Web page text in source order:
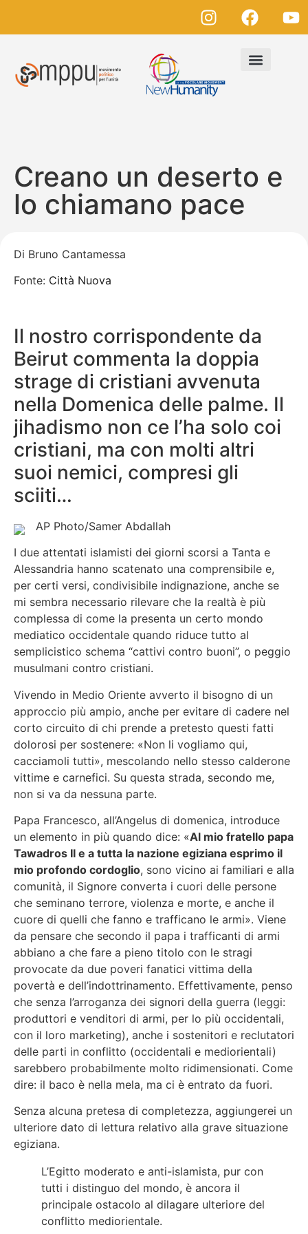
Creano un deserto e
lo chiamano pace
Di Bruno Cantamessa
Fonte: Città Nuova
Il nostro corrispondente da
Beirut commenta la doppia
strage di cristiani avvenuta
nella Domenica delle palme. Il
jihadismo non ce l’ha solo coi
cristiani, ma con molti altri
suoi nemici, compresi gli
sciiti…
AP Photo/Samer Abdallah
I due attentati islamisti dei giorni scorsi a Tanta e
Alessandria hanno scatenato una comprensibile e,
per certi versi, condivisibile indignazione, anche se
mi sembra necessario rilevare che la realtà è più
complessa di come la presenta un certo mondo
mediatico occidentale quando riduce tutto al
semplicistico schema “cattivi contro buoni”, o peggio
musulmani contro cristiani.
Vivendo in Medio Oriente avverto il bisogno di un
approccio più ampio, anche per evitare di cadere nel
corto circuito di chi prende a pretesto questi fatti
dolorosi per sostenere: «Non li vogliamo qui,
cacciamoli tutti», mescolando nello stesso calderone
vittime e carnefici. Su questa strada, secondo me,
non si va da nessuna parte.
Papa Francesco, all’Angelus di domenica, introduce
un elemento in più quando dice: «Al mio fratello papa
Tawadros II e a tutta la nazione egiziana esprimo il
mio profondo cordoglio, sono vicino ai familiari e alla
comunità, il Signore converta i cuori delle persone
che seminano terrore, violenza e morte, e anche il
cuore di quelli che fanno e trafficano le armi». Viene
da pensare che secondo il papa i trafficanti di armi
abbiano a che fare a pieno titolo con le stragi
provocate da due poveri fanatici vittima della
povertà e dell’indottrinamento. Effettivamente, penso
che senza l’arroganza dei signori della guerra (leggi:
produttori e venditori di armi, per lo più occidentali,
con il loro marketing), anche i sostenitori e reclutatori
delle parti in conflitto (occidentali e mediorientali)
sarebbero probabilmente molto ridimensionati. Come
dire: il baco è nella mela, ma ci è entrato da fuori.
Senza alcuna pretesa di completezza, aggiungerei un
ulteriore dato di lettura relativo alla grave situazione
egiziana.
L’Egitto moderato e anti-islamista, pur con
tutti i distinguo del mondo, è ancora il
principale ostacolo al dilagare ulteriore del
conflitto mediorientale.